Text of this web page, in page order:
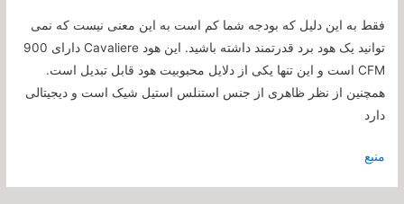
فقط به این دلیل که بودجه شما کم است به این معنی نیست که نمی
توانید یک هود برد قدرتمند داشته باشید. این هود Cavaliere دارای 900
CFM است و این تنها یکی از دلایل محبوبیت هود قابل تبدیل است.
همچنین از نظر ظاهری از جنس استنلس استیل شیک است و دیجیتالی
دارد
منبع